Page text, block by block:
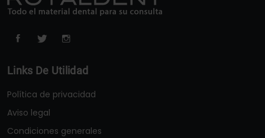
Links De Utilidad
Política de privacidad
Aviso legal
Condiciones generales